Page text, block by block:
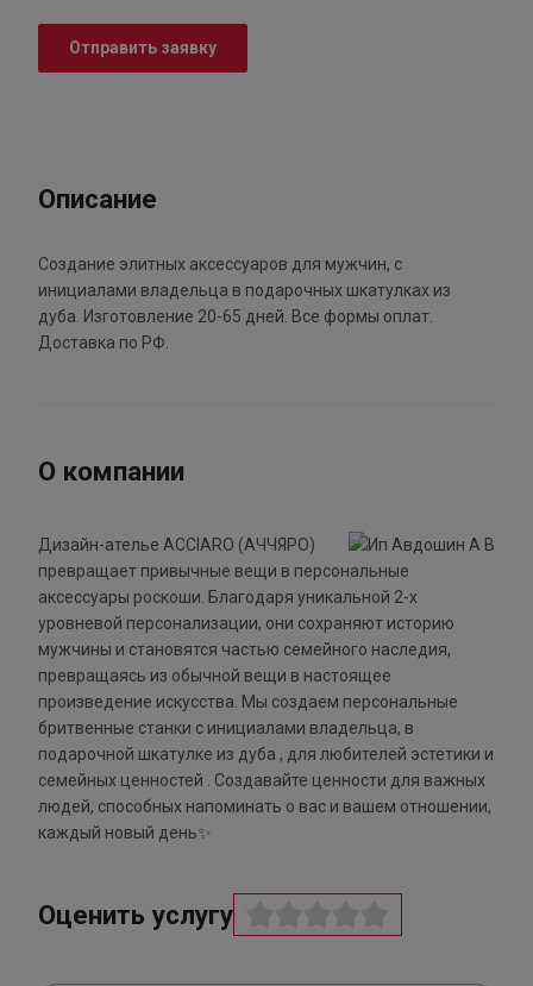
Отправить заявку
Описание
Создание элитных аксессуаров для мужчин, с
инициалами владельца в подарочных шкатулках из
дуба. Изготовление 20-65 дней. Все формы оплат.
Доставка по РФ.
О компании
Дизайн-ателье ACCIARO (АЧЧЯРО)
превращает привычные вещи в персональные
аксессуары роскоши. Благодаря уникальной 2-х
уровневой персонализации, они сохраняют историю
мужчины и становятся частью семейного наследия,
превращаясь из обычной вещи в настоящее
произведение искусства. Мы создаем персональные
бритвенные станки с инициалами владельца, в
подарочной шкатулке из дуба , для любителей эстетики и
семейных ценностей . Создавайте ценности для важных
людей, способных напоминать о вас и вашем отношении,
каждый новый день✨
Оценить услугу